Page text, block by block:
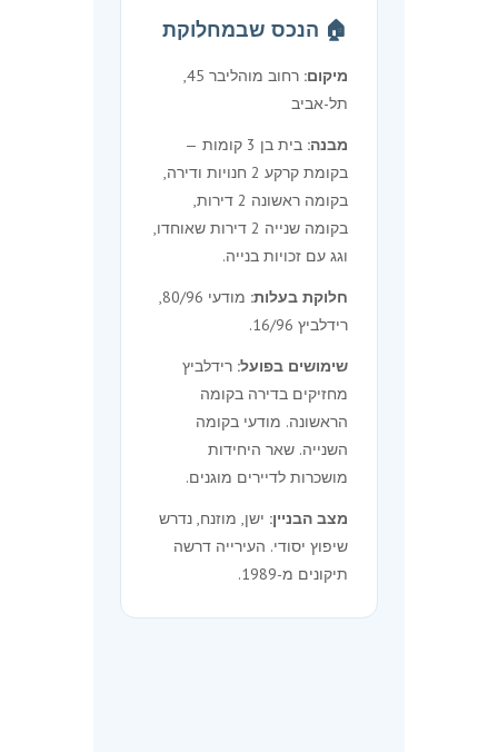
🏠 הנכס שבמחלוקת
מיקום:
רחוב מוהליבר 45,
תל-אביב
מבנה:
בית בן 3 קומות —
בקומת קרקע 2 חנויות ודירה,
בקומה ראשונה 2 דירות,
בקומה שנייה 2 דירות שאוחדו,
וגג עם זכויות בנייה.
חלוקת בעלות:
מודעי 80/96,
רידלביץ 16/96.
שימושים בפועל: רידלביץ
מחזיקים בדירה בקומה
הראשונה. מודעי בקומה
השנייה. שאר היחידות
מושכרות לדיירים מוגנים.
מצב הבניין: ישן, מוזנח, נדרש
שיפוץ יסודי. העירייה דרשה
תיקונים מ-1989.